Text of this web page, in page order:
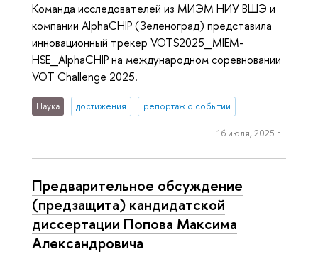
Команда исследователей из МИЭМ НИУ ВШЭ и
компании AlphaCHIP (Зеленоград) представила
инновационный трекер VOTS2025_MIEM-
HSE_AlphaCHIP на международном соревновании
VOT Challenge 2025.
Наука достижения репортаж о событии
16 июля, 2025 г.
Предварительное обсуждение
(предзащита) кандидатской
диссертации Попова Максима
Александровича